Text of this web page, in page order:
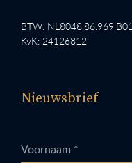
BTW: NL8048.86.969.B01
KvK: 24126812
Nieuwsbrief
Voornaam *